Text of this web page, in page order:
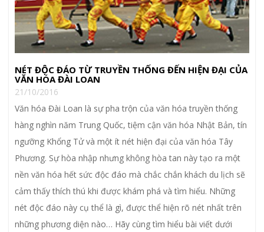
NÉT ĐỘC ĐÁO TỪ TRUYỀN THỐNG ĐẾN HIỆN ĐẠI CỦA
VĂN HÓA ĐÀI LOAN
21/10/2016
Văn hóa Đài Loan là sự pha trộn của văn hóa truyền thống
hàng nghìn năm Trung Quốc, tiệm cận văn hóa Nhật Bản, tín
ngưỡng Khổng Tử và một ít nét hiện đại của văn hóa Tây
Phương. Sự hòa nhập nhưng không hòa tan này tạo ra một
nền văn hóa hết sức độc đáo mà chắc chắn khách du lịch sẽ
cảm thấy thích thú khi được khám phá và tìm hiểu. Những
nét độc đáo này cụ thể là gì, được thể hiện rõ nét nhất trên
những phương diện nào… Hãy cùng tìm hiểu bài viết dưới